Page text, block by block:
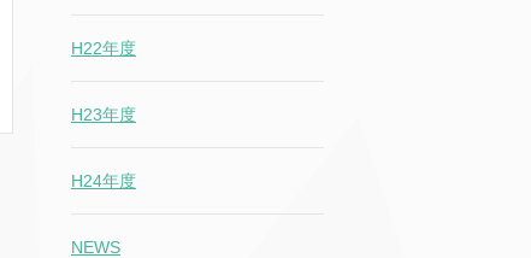
H22年度
H23年度
H24年度
NEWS